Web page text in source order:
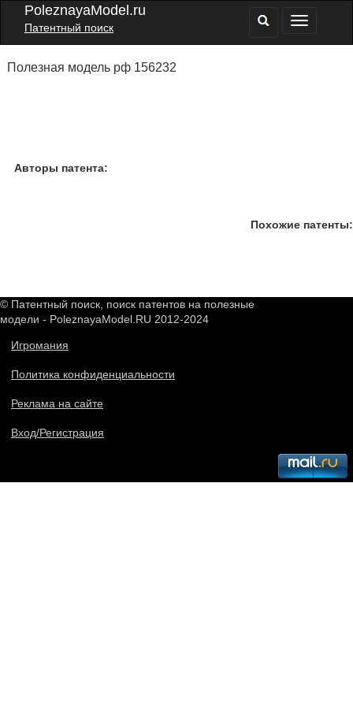
PoleznayaModel.ru
Патентный поиск
Полезная модель рф 156232
Авторы патента:
Похожие патенты:
© Патентный поиск, поиск патентов на полезные
модели - PoleznayaModel.RU 2012-2024
Игромания
Политика конфиденциальности
Реклама на сайте
Вход/Регистрация